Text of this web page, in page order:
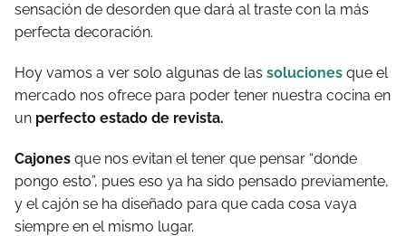
sensación de desorden que dará al traste con la más
perfecta decoración.
Hoy vamos a ver solo algunas de las soluciones que el
mercado nos ofrece para poder tener nuestra cocina en
un perfecto estado de revista.
Cajones que nos evitan el tener que pensar “donde
pongo esto”, pues eso ya ha sido pensado previamente,
y el cajón se ha diseñado para que cada cosa vaya
siempre en el mismo lugar.